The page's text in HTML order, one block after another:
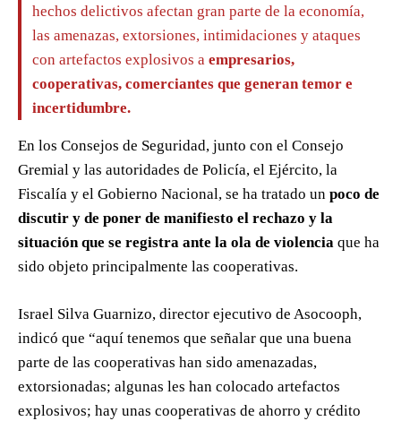
hechos delictivos afectan gran parte de la economía,
las amenazas, extorsiones, intimidaciones y ataques
con artefactos explosivos a empresarios,
cooperativas, comerciantes que generan temor e
incertidumbre.
En los Consejos de Seguridad, junto con el Consejo
Gremial y las autoridades de Policía, el Ejército, la
Fiscalía y el Gobierno Nacional, se ha tratado un poco de
discutir y de poner de manifiesto el rechazo y la
situación que se registra ante la ola de violencia que ha
sido objeto principalmente las cooperativas.
Israel Silva Guarnizo, director ejecutivo de Asocooph,
indicó que “aquí tenemos que señalar que una buena
parte de las cooperativas han sido amenazadas,
extorsionadas; algunas les han colocado artefactos
explosivos; hay unas cooperativas de ahorro y crédito